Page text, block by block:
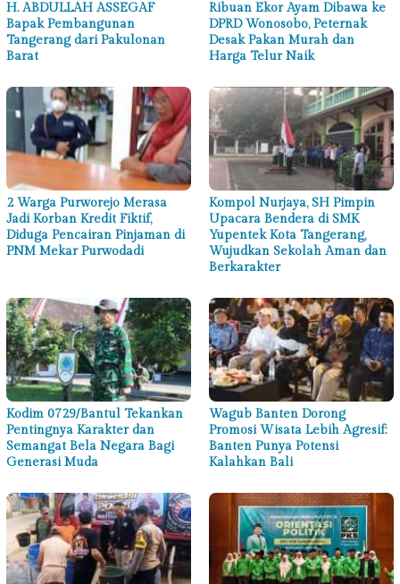
H. ABDULLAH ASSEGAF
Bapak Pembangunan
Tangerang dari Pakulonan
Barat
Ribuan Ekor Ayam Dibawa ke
DPRD Wonosobo, Peternak
Desak Pakan Murah dan
Harga Telur Naik
2 Warga Purworejo Merasa
Jadi Korban Kredit Fiktif,
Diduga Pencairan Pinjaman di
PNM Mekar Purwodadi
Kompol Nurjaya, SH Pimpin
Upacara Bendera di SMK
Yupentek Kota Tangerang,
Wujudkan Sekolah Aman dan
Berkarakter
Kodim 0729/Bantul Tekankan
Pentingnya Karakter dan
Semangat Bela Negara Bagi
Generasi Muda
Wagub Banten Dorong
Promosi Wisata Lebih Agresif:
Banten Punya Potensi
Kalahkan Bali